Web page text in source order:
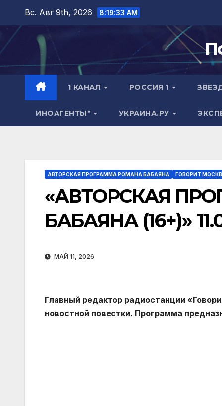
Перейти
содержимому
Вс. Авг 9th, 2026 8:19:34 AM
1 КАНАЛ РОССИЯ 1
ИНОАГЕНТЫ* УКРАИНА.РУ
АВТОРСКАЯ ПРОГРАММА РОМАНА БАБАЯНА ГОВОРИТ
«АВТОРСКАЯ
БАБАЯНА (16+)»
МАЙ 11, 2026
Главный редактор радиостанции
новостной повестки. Программа